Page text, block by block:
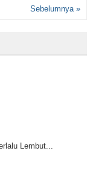
Sebelumnya »
Lembut...